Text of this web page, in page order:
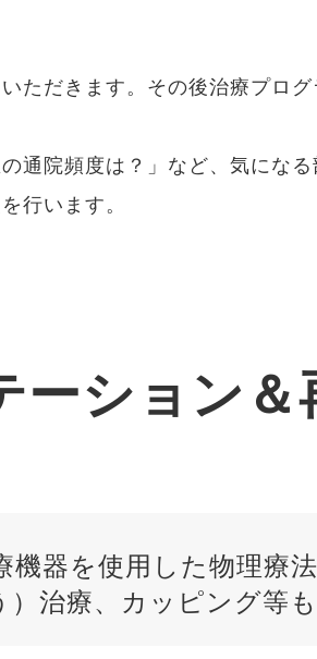
手技延長
ただきます。その後治療プロ
通院頻度は？」など、気にな
行います。
ーション＆
器を使用した物理療
治療、カッピング等も